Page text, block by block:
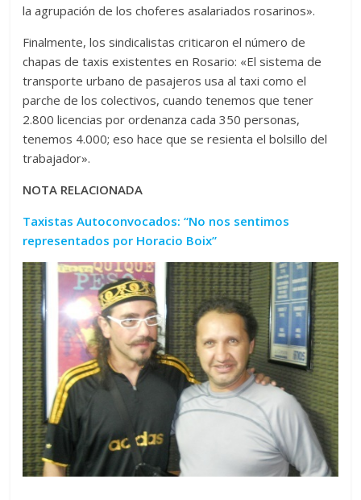
la agrupación de los choferes asalariados rosarinos».
Finalmente, los sindicalistas criticaron el número de
chapas de taxis existentes en Rosario: «El sistema de
transporte urbano de pasajeros usa al taxi como el
parche de los colectivos, cuando tenemos que tener
2.800 licencias por ordenanza cada 350 personas,
tenemos 4.000; eso hace que se resienta el bolsillo del
trabajador».
NOTA RELACIONADA
Taxistas Autoconvocados: “No nos sentimos
representados por Horacio Boix”